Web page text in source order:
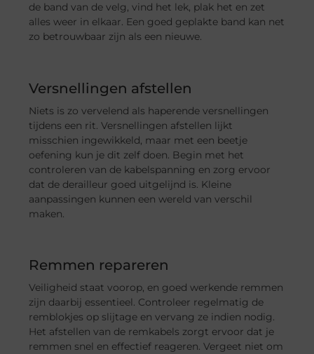
de band van de velg, vind het lek, plak het en zet
alles weer in elkaar. Een goed geplakte band kan net
zo betrouwbaar zijn als een nieuwe.
Versnellingen afstellen
Niets is zo vervelend als haperende versnellingen
tijdens een rit. Versnellingen afstellen lijkt
misschien ingewikkeld, maar met een beetje
oefening kun je dit zelf doen. Begin met het
controleren van de kabelspanning en zorg ervoor
dat de derailleur goed uitgelijnd is. Kleine
aanpassingen kunnen een wereld van verschil
maken.
Remmen repareren
Veiligheid staat voorop, en goed werkende remmen
zijn daarbij essentieel. Controleer regelmatig de
remblokjes op slijtage en vervang ze indien nodig.
Het afstellen van de remkabels zorgt ervoor dat je
remmen snel en effectief reageren. Vergeet niet om